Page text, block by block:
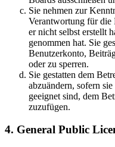
Sie nehmen zur
Verantwortung für die
er nicht selbst erstellt
genommen hat. Sie
Benutzerkonto,
oder zu sperren.
Sie gestatten dem
abzuändern, sofern
geeignet sind, dem
zuzufügen.
4. General Public